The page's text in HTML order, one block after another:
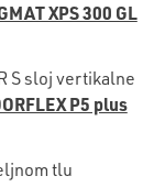
XPS 300 GL
S sloj vertikalne
P5 plus
tlu